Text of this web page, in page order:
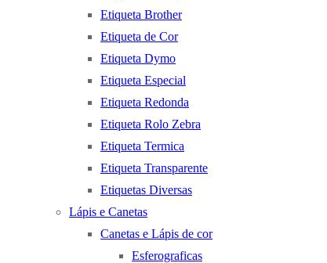
Etiqueta Brother
Etiqueta de Cor
Etiqueta Dymo
Etiqueta Especial
Etiqueta Redonda
Etiqueta Rolo Zebra
Etiqueta Termica
Etiqueta Transparente
Etiquetas Diversas
Lápis e Canetas
Canetas e Lápis de cor
Esferograficas